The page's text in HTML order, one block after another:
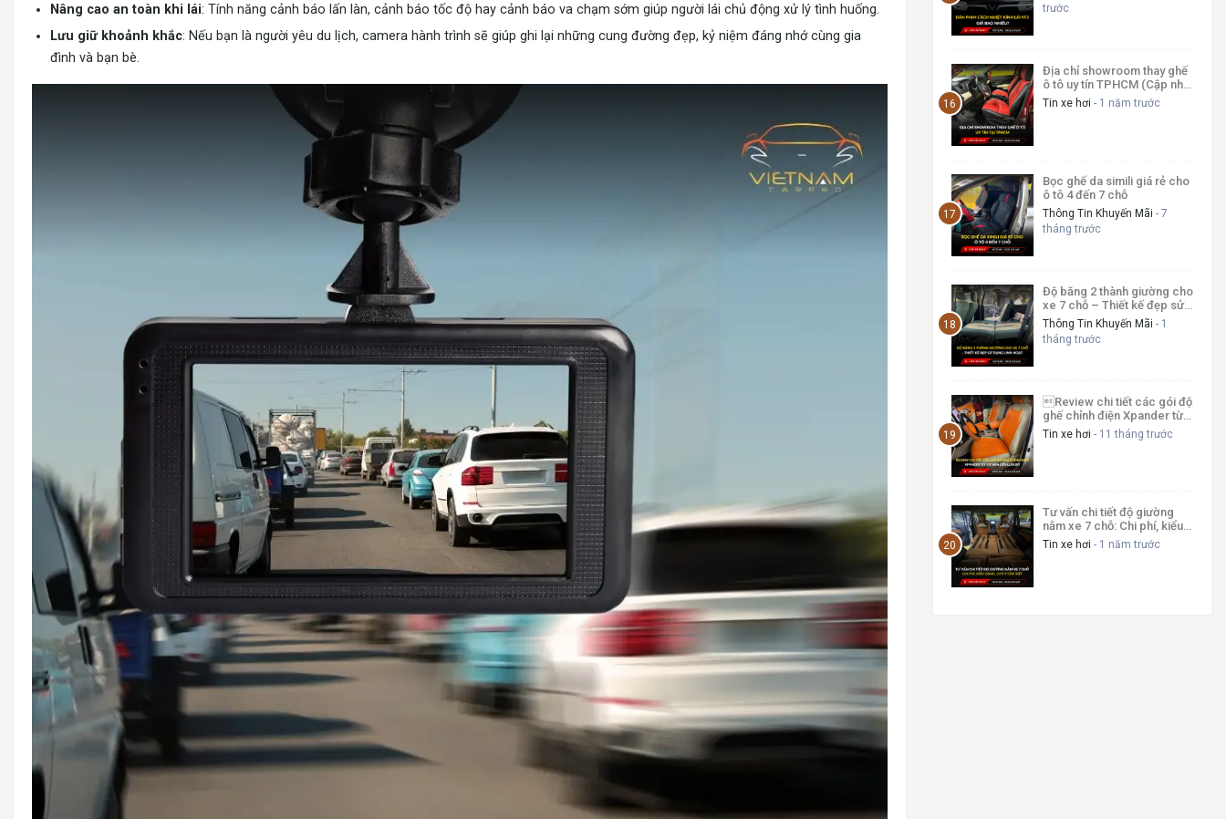
Nâng cao an toàn khi lái: Tính năng cảnh báo lấn làn, cảnh báo tốc độ hay cảnh báo va chạm sớm giúp người lái chủ động xử lý tình huống.
Lưu giữ khoảnh khắc: Nếu bạn là người yêu du lịch, camera hành trình sẽ giúp ghi lại những cung đường đẹp, kỷ niệm đáng nhớ cùng gia
đình và bạn bè.
trước
Địa chỉ showroom thay ghế
ô tô uy tín TPHCM (Cập nhật
mới nhất 2026)
Tin xe hơi - 1 năm trước
Bọc ghế da simili giá rẻ cho
ô tô 4 đến 7 chỗ
Thông Tin Khuyến Mãi - 7
tháng trước
Độ băng 2 thành giường cho
xe 7 chỗ – Thiết kế đẹp sử
dụng linh hoạt
Thông Tin Khuyến Mãi - 1
tháng trước
Review chi tiết các gói độ
ghế chỉnh điện Xpander từ
cơ bản đến luxury
Tin xe hơi - 11 tháng trước
Tư vấn chi tiết độ giường
nằm xe 7 chỗ: Chi phí, kiểu
dáng, lưu ý cần biết
Tin xe hơi - 1 năm trước